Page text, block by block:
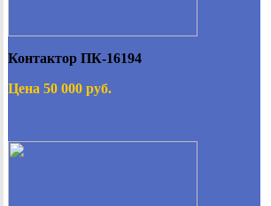
Контактор ПК-16194
Цена 50 000 руб.